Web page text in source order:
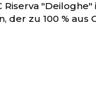
"Deiloghe"
der zu 100 % aus